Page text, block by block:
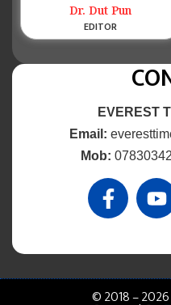
Dr. Dut Pun
EDITOR
EVEREST
Email:
Mob:
© 2018 –